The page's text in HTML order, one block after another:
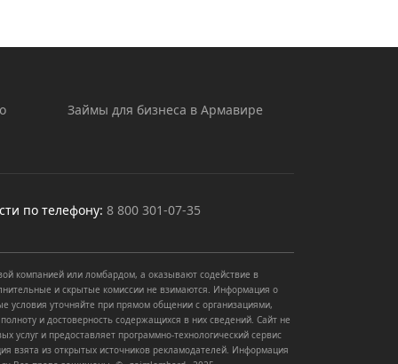
Займы для бизнеса в Армавире
по телефону: 8 800 301-07-35
компанией или ломбардом, а оказывают содействие в
и скрытые комиссии не взимаются. Информация о
условия уточняйте при прямом общении с организациями,
и достоверность содержащихся в них сведений. Сайт не
и предоставляет программно-технологический сервис
взята из открытых источников рекламодателей. Информация